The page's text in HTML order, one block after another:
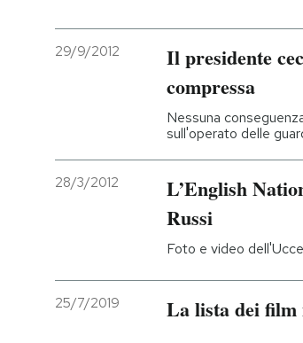
29/9/2012
Il presidente
compressa
Nessuna
sull'operato delle
28/3/2012
L’English
Russi
Foto e video
25/7/2019 La lista dei film